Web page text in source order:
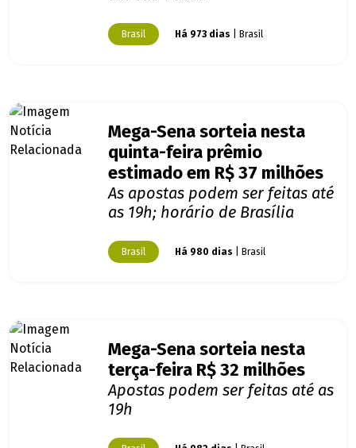
Brasil Há 973 dias | Brasil
Mega-Sena sorteia nesta
quinta-feira prêmio
estimado em R$ 37 milhões
As apostas podem ser feitas até
as 19h; horário de Brasília
Brasil Há 980 dias | Brasil
Mega-Sena sorteia nesta
terça-feira R$ 32 milhões
Apostas podem ser feitas até as
19h